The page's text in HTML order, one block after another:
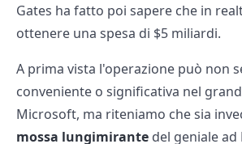
Gates ha fatto poi sapere che in
ottenere una spesa di $5 miliardi.
A prima vista l'operazione può non
conveniente o significativa nel
Microsoft, ma riteniamo che sia
mossa lungimirante del geniale ad